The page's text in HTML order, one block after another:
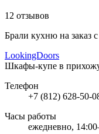
12 отзывов
Брали кухню на заказ
LookingDoors
Шкафы-купе в
Телефон
+7 (812) 628-50-
Часы работы
ежедневно,